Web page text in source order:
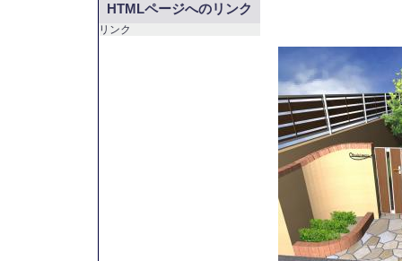
HTMLページへのリンク
リンク